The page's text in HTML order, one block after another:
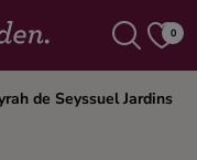
0
de Seyssuel Jardins